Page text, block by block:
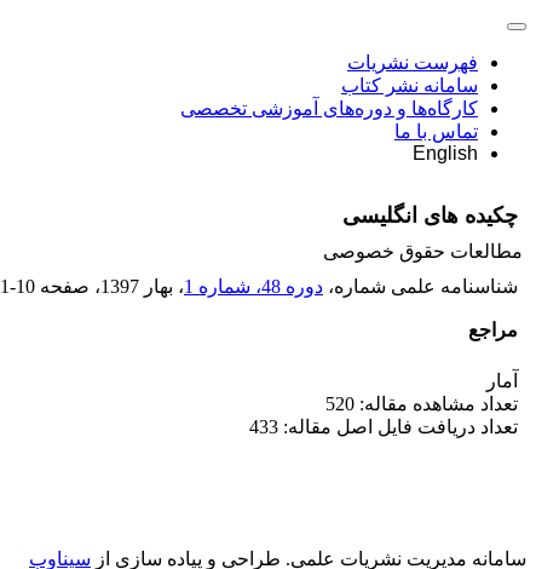
فهرست نشریات
سامانه نشر کتاب
کارگاه‌ها و دوره‌های آموزشی تخصصی
تماس با ما
English
چکیده های انگلیسی
مطالعات حقوق خصوصی
شناسنامه علمی شماره، دوره 48، شماره 1 ، بهار 1397 ، صفحه 1-10
مراجع
آمار
تعداد مشاهده مقاله: 520
تعداد دریافت فایل اصل مقاله: 433
سامانه مدیریت نشریات علمی. طراحی و پیاده سازی از سیناوب